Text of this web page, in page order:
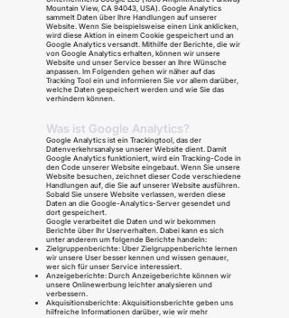
Mountain View, CA 94043, USA). Google Analytics
sammelt Daten über Ihre Handlungen auf unserer
Website. Wenn Sie beispielsweise einen Link anklicken,
wird diese Aktion in einem Cookie gespeichert und an
Google Analytics versandt. Mithilfe der Berichte, die wir
von Google Analytics erhalten, können wir unsere
Website und unser Service besser an Ihre Wünsche
anpassen. Im Folgenden gehen wir näher auf das
Tracking Tool ein und informieren Sie vor allem darüber,
welche Daten gespeichert werden und wie Sie das
verhindern können.
Was ist Google Analytics?
Google Analytics ist ein Trackingtool, das der
Datenverkehrsanalyse unserer Website dient. Damit
Google Analytics funktioniert, wird ein Tracking-Code in
den Code unserer Website eingebaut. Wenn Sie unsere
Website besuchen, zeichnet dieser Code verschiedene
Handlungen auf, die Sie auf unserer Website ausführen.
Sobald Sie unsere Website verlassen, werden diese
Daten an die Google-Analytics-Server gesendet und
dort gespeichert.
Google verarbeitet die Daten und wir bekommen
Berichte über Ihr Userverhalten. Dabei kann es sich
unter anderem um folgende Berichte handeln:
Zielgruppenberichte: Über Zielgruppenberichte lernen
wir unsere User besser kennen und wissen genauer,
wer sich für unser Service interessiert.
Anzeigeberichte: Durch Anzeigeberichte können wir
unsere Onlinewerbung leichter analysieren und
verbessern.
Akquisitionsberichte: Akquisitionsberichte geben uns
hilfreiche Informationen darüber, wie wir mehr